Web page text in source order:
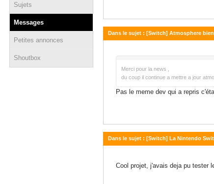
Sujets
Messages
Petites annonces
Shoutbox
Dans le sujet : [Switch] Atmosphere
Merci pour la news ,
du coup il continue a mettre a jour
Pas le meme dev qui a repris
Dans le sujet : [Switch] La Nintendo
Cool projet, j'avais deja pu tester